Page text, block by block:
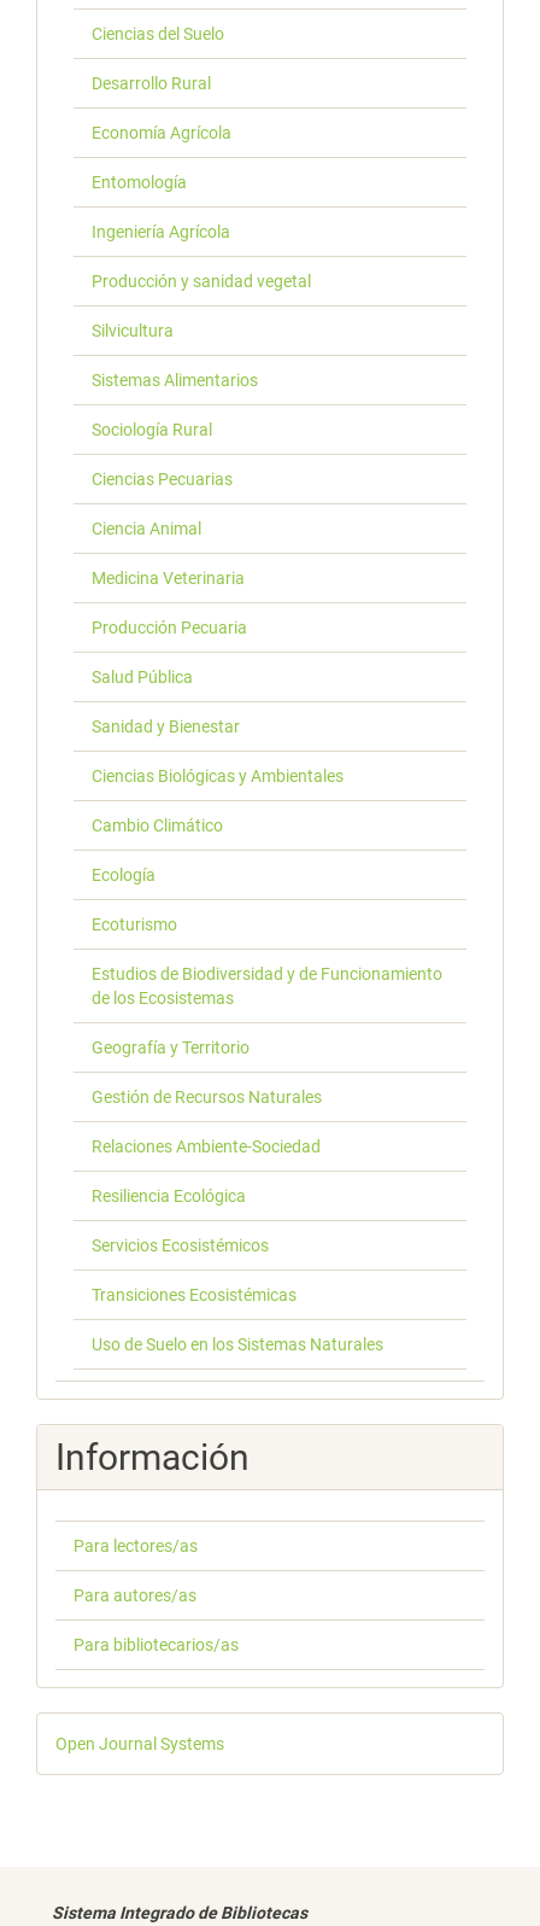
Ciencias del Suelo
Desarrollo Rural
Economía Agrícola
Entomología
Ingeniería Agrícola
Producción y sanidad vegetal
Silvicultura
Sistemas Alimentarios
Sociología Rural
Ciencias Pecuarias
Ciencia Animal
Medicina Veterinaria
Producción Pecuaria
Salud Pública
Sanidad y Bienestar
Ciencias Biológicas y Ambientales
Cambio Climático
Ecología
Ecoturismo
Estudios de Biodiversidad y de Funcionamiento
de los Ecosistemas
Geografía y Territorio
Gestión de Recursos Naturales
Relaciones Ambiente-Sociedad
Resiliencia Ecológica
Servicios Ecosistémicos
Transiciones Ecosistémicas
Uso de Suelo en los Sistemas Naturales
Información
Para lectores/as
Para autores/as
Para bibliotecarios/as
Desarrollado
por
Open Journal Systems
Sistema Integrado de Bibliotecas